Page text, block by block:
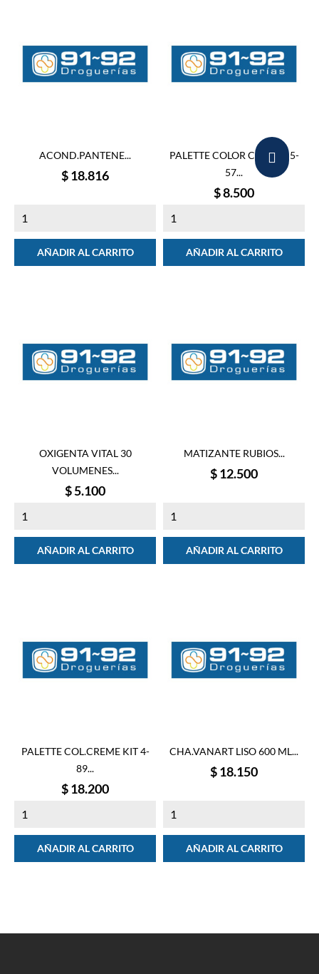
ACOND.PANTENE...
Precio
$ 18.816
AÑADIR AL CARRITO
PALETTE COLOR CRE.TUB 5-
57...
Precio
$ 8.500
AÑADIR AL CARRITO
OXIGENTA VITAL 30
VOLUMENES...
Precio
$ 5.100
AÑADIR AL CARRITO
MATIZANTE RUBIOS...
Precio
$ 12.500
AÑADIR AL CARRITO
PALETTE COL.CREME KIT 4-
89...
Precio
$ 18.200
AÑADIR AL CARRITO
CHA.VANART LISO 600 ML...
Precio
$ 18.150
AÑADIR AL CARRITO